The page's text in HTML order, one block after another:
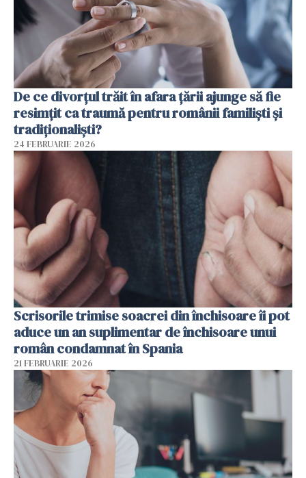
De ce divorțul trăit în afara țării ajunge să fie
resimțit ca traumă pentru românii familiști și
tradiționaliști?
24 FEBRUARIE 2026
Scrisorile trimise soacrei din închisoare îi pot
aduce un an suplimentar de închisoare unui
român condamnat în Spania
21 FEBRUARIE 2026